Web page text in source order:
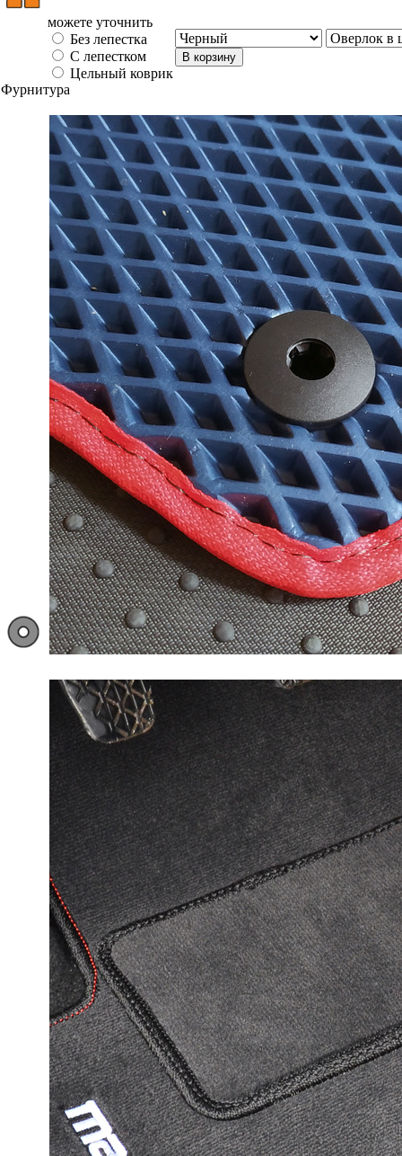
можете уточнить
Без лепестка
С лепестком
Цельный коврик
В корзину
Фурнитура